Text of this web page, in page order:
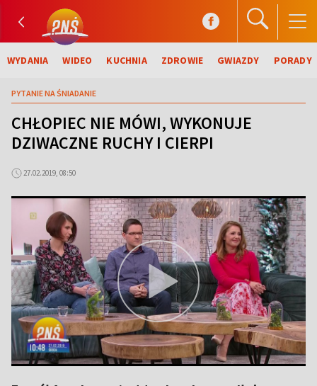
WYDANIA WIDEO KUCHNIA ZDROWIE GWIAZDY PORADY
PYTANIE NA ŚNIADANIE
CHŁOPIEC NIE MÓWI, WYKONUJE
DZIWACZNE RUCHY I CIERPI
27.02.2019, 08:50